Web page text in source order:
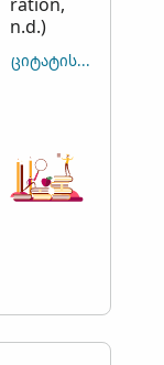
n.d.)
ᲪᲘᲢᲐᲢᲘᲡ